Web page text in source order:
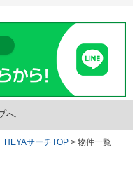
へ
HEYAサーチTOP > 物件一覧